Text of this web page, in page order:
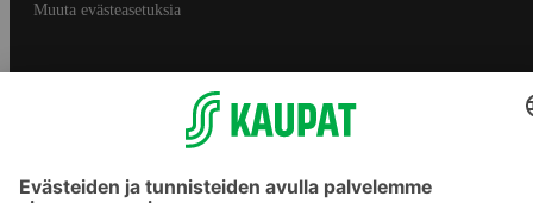
Muuta evästeasetuksia
S-ryhmän palvelut
Asiakasomistajuus